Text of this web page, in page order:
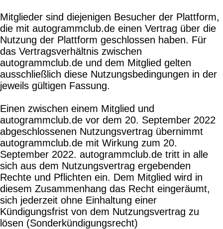
Mitglieder sind diejenigen Besucher der Plattform,
die mit autogrammclub.de einen Vertrag über die
Nutzung der Plattform geschlossen haben. Für
das Vertragsverhältnis zwischen
autogrammclub.de und dem Mitglied gelten
ausschließlich diese Nutzungsbedingungen in der
jeweils gültigen Fassung.
Einen zwischen einem Mitglied und
autogrammclub.de vor dem 20. September 2022
abgeschlossenen Nutzungsvertrag übernimmt
autogrammclub.de mit Wirkung zum 20.
September 2022. autogrammclub.de tritt in alle
sich aus dem Nutzungsvertrag ergebenden
Rechte und Pflichten ein. Dem Mitglied wird in
diesem Zusammenhang das Recht eingeräumt,
sich jederzeit ohne Einhaltung einer
Kündigungsfrist von dem Nutzungsvertrag zu
lösen (Sonderkündigungsrecht)